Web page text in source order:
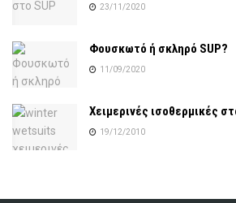
23/11/2020
Φουσκωτό ή σκληρό SUP?
11/09/2020
Χειμερινές ισοθερμικές
19/12/2010